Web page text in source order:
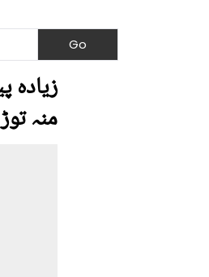
زیادہ
منہ